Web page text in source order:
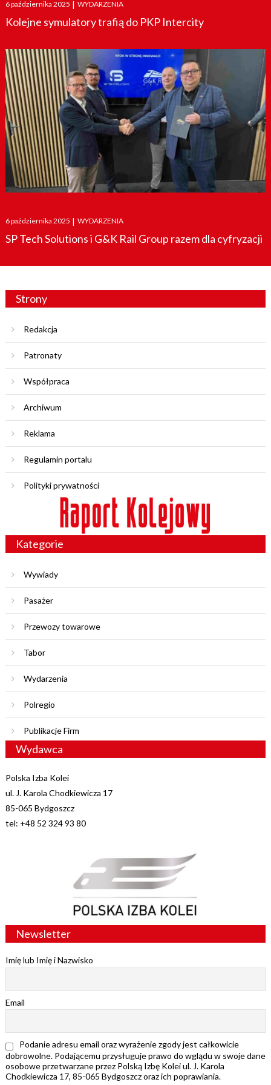
on
6 października 2025 | WYDARZENIA
Kolejne symulatory trafią do PKP Intercity
Posted
on
6 października 2025 | WYDARZENIA
SP Tech Solutions i G&K Rail Group razem dla cyfryzacji
Strony
Redakcja
Patronaty
Współpraca
Archiwum
Reklama
Regulamin portalu
Polityki prywatności
Kategorie
Wywiady
Pasażer
Przewozy towarowe
Tabor
Wydarzenia
Polregio
Publikacje Firm
Wydawca
Polska Izba Kolei
ul. J. Karola Chodkiewicza 17
85-065 Bydgoszcz
tel: +48 52 324 93 80
Newsletter
Imię lub Imię i Nazwisko
Email
Podanie adresu email oraz wyrażenie zgody jest całkowicie
dobrowolne. Podającemu przysługuje prawo do wglądu w swoje dane
osobowe przetwarzane przez Polską Izbę Kolei ul. J. Karola
Chodkiewicza 17, 85-065 Bydgoszcz oraz ich poprawiania.